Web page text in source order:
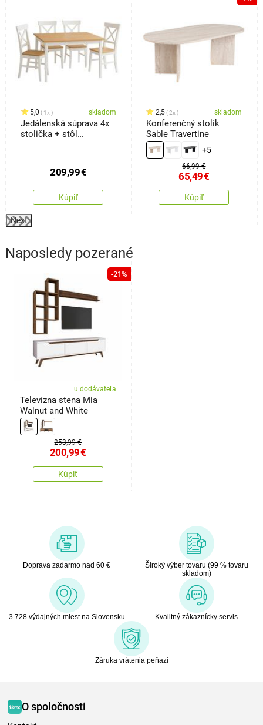
5,0 1x skladom
Jedálenská súprava 4x
stolička + stôl
209,99€
Kúpiť
2,5 2x skladom
Konferenčný stolík
Sable Travertine
+5
66,99 €
65,49€
Kúpiť
Next
Naposledy pozerané
-21%
u dodávateľa
Televízna stena Mia
Walnut and White
253,99 €
200,99€
Kúpiť
Doprava zadarmo nad 60 €
Široký výber tovaru (99 % tovaru
skladom)
3 728 výdajných miest na Slovensku Kvalitný zákaznícky servis
Záruka vrátenia peňazí
O spoločnosti